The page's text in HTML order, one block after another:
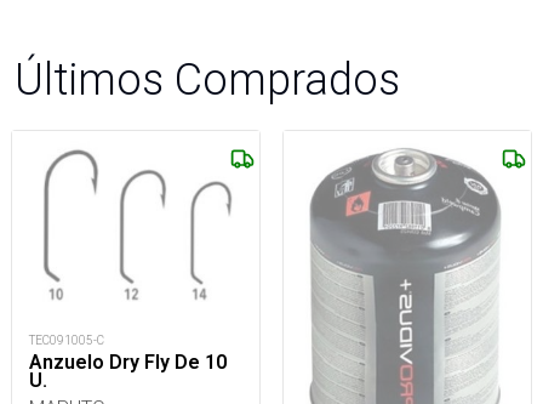
Últimos Comprados
TEC091005-C
Anzuelo Dry Fly De 10
U.